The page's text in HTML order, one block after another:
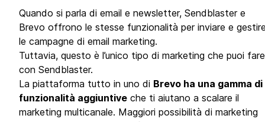
Quando si parla di email e newsletter, Sendblaster e
Brevo offrono le stesse funzionalità per inviare e
le campagne di email marketing.
Tuttavia, questo è l’unico tipo di marketing che puoi fare
con Sendblaster.
La piattaforma tutto in uno di Brevo ha una gamma di
funzionalità aggiuntive che ti aiutano a scalare il
marketing multicanale. Maggiori possibilità di marketing